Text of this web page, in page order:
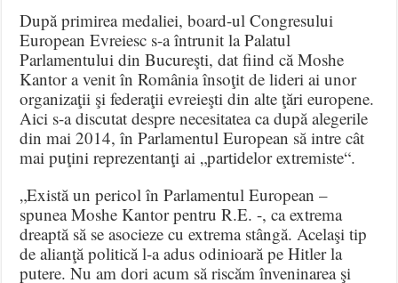
După primirea medaliei, board-ul Congresului
European Evreiesc s-a întrunit la Palatul
Parlamentului din Bucureşti, dat fiind că Moshe
Kantor a venit în România însoţit de lideri ai unor
organizaţii şi federaţii evreieşti din alte ţări europene.
Aici s-a discutat despre necesitatea ca după alegerile
din mai 2014, în Parlamentul European să intre cât
mai puţini reprezentanţi ai „partidelor extremiste“.
„Există un pericol în Parlamentul European –
spunea Moshe Kantor pentru R.E. -, ca extrema
dreaptă să se asocieze cu extrema stângă. Acelaşi tip
de alianţă politică l-a adus odinioară pe Hitler la
putere. Nu am dori acum să riscăm înveninarea şi